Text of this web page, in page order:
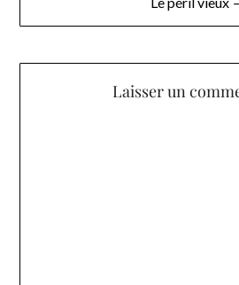
Laisser un